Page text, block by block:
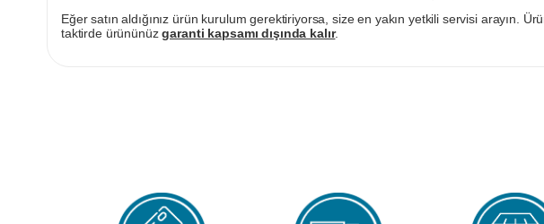
Eğer satın aldığınız ürün kurulum gerektiriyorsa, size en yakın yetkili servisi arayın.
taktirde ürününüzgaranti kapsamı dışında kalır.